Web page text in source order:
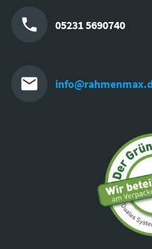
05231 5690740